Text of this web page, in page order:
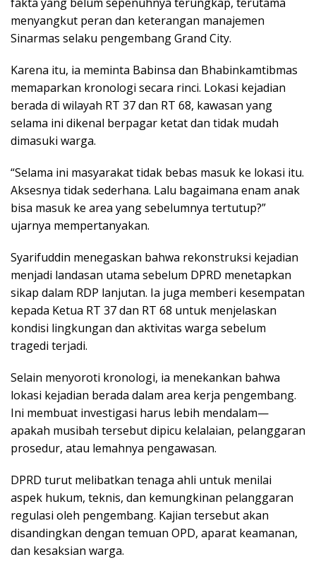
menyangkut peran dan keterangan manajemen
Sinarmas selaku pengembang Grand City.
Karena itu, ia meminta Babinsa dan Bhabinkamtibmas
memaparkan kronologi secara rinci. Lokasi kejadian
berada di wilayah RT 37 dan RT 68, kawasan yang
selama ini dikenal berpagar ketat dan tidak mudah
dimasuki warga.
“Selama ini masyarakat tidak bebas masuk ke lokasi itu.
Aksesnya tidak sederhana. Lalu bagaimana enam anak
bisa masuk ke area yang sebelumnya tertutup?”
ujarnya mempertanyakan.
Syarifuddin menegaskan bahwa rekonstruksi kejadian
menjadi landasan utama sebelum DPRD menetapkan
sikap dalam RDP lanjutan. Ia juga memberi kesempatan
kepada Ketua RT 37 dan RT 68 untuk menjelaskan
kondisi lingkungan dan aktivitas warga sebelum
tragedi terjadi.
Selain menyoroti kronologi, ia menekankan bahwa
lokasi kejadian berada dalam area kerja pengembang.
Ini membuat investigasi harus lebih mendalam—
apakah musibah tersebut dipicu kelalaian, pelanggaran
prosedur, atau lemahnya pengawasan.
DPRD turut melibatkan tenaga ahli untuk menilai
aspek hukum, teknis, dan kemungkinan pelanggaran
regulasi oleh pengembang. Kajian tersebut akan
disandingkan dengan temuan OPD, aparat keamanan,
dan kesaksian warga.